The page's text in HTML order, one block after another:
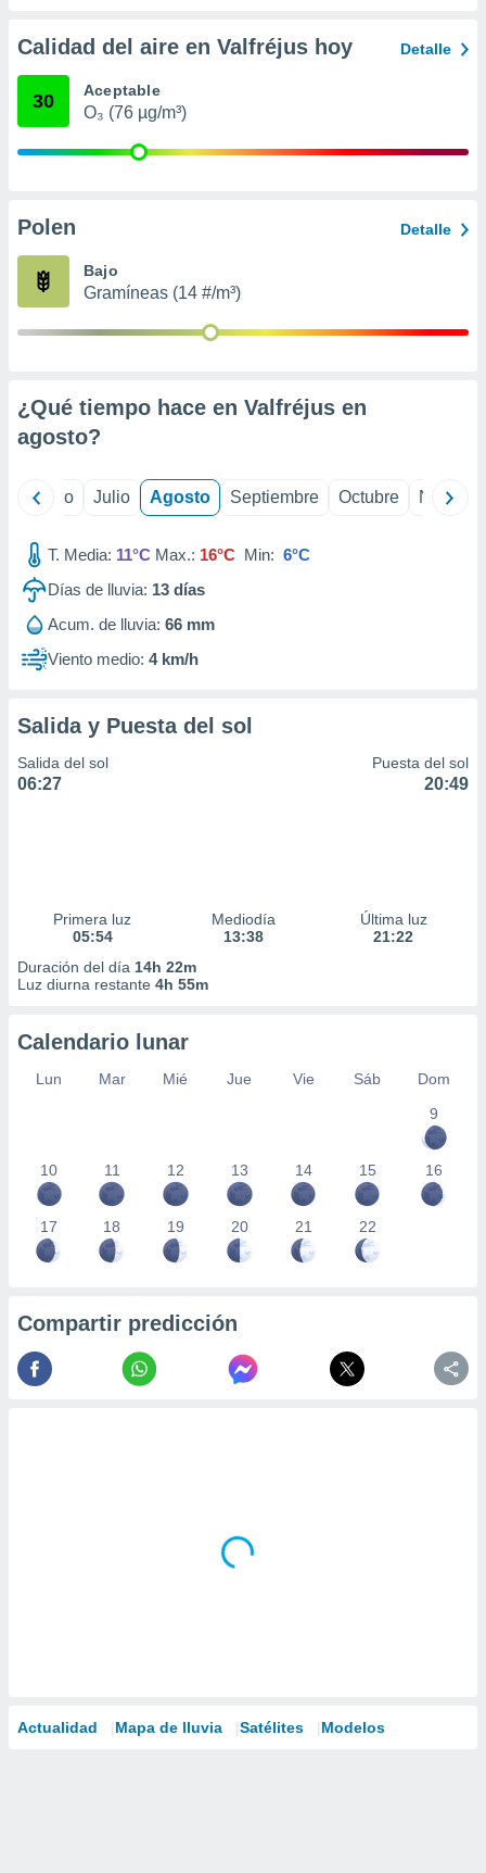
e
mediante
Calidad del aire en Valfréjus hoy Detalle
30 Aceptable
O₃ (76 µg/m³)
Polen Detalle
Bajo
Gramíneas (14 #/m³)
¿Qué tiempo hace en Valfréjus en
agosto?
Junio Julio Agosto Septiembre Octubre
T. Media: 11°C Max.: 16°C Min: 6°C
Días de lluvia: 13 días
Acum. de lluvia: 66 mm
Viento medio: 4 km/h
Salida y Puesta del sol
Salida del sol
06:27
Puesta del sol
20:49
Primera luz
05:54
Mediodía
13:38
Última luz
21:22
Duración del día 14h 22m
Luz diurna restante 4h 55m
Calendario lunar
Lun Mar Mié Jue Vie Sáb
Dom
9
10 11 12 13 14 15 16
17 18 19 20 21 22
Compartir predicción
Actualidad Mapa de lluvia Satélites Modelos